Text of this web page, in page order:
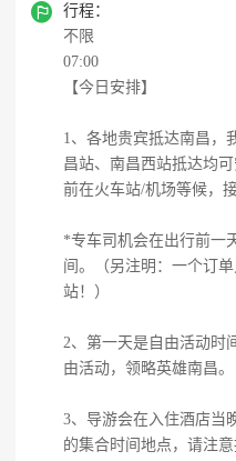

行程：
不限
07:00
【今日安排】
1、各地贵宾抵达南昌，
昌站、南昌西站抵达均
前在火车站/机场等候，
*专车司机会在出行前一
间。（另注明：一个订
站！）
2、第一天是自由活动时
由活动，领略英雄南昌。
3、导游会在入住酒店当
的集合时间地点，请注意